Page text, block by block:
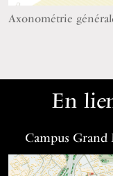
Axonométrie
En
Campus Grand